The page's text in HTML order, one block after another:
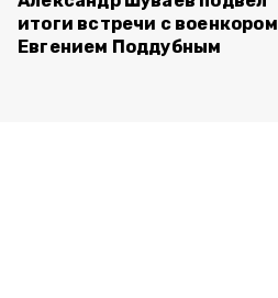
итоги встречи с военкором
Евгением Поддубным